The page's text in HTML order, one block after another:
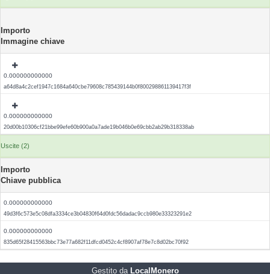
Importo
Immagine chiave
0.000000000000
a64d8a4c2cef1947c1684a640cbe79608c785439144b0f800298861139417f3f
0.000000000000
20d00b10306cf21bbe99efe60b900a0a7ade19b046b0e69cbb2ab29b318338ab
Uscite (2)
Importo
Chiave pubblica
0.000000000000
49d3f6c573e5c08dfa3334ce3b04830f64d0fdc56dadac9ccb980e33323291e2
0.000000000000
835d65f28415563bbc73e77a682f11dfcd0452c4cf8907af78e7c8d02bc70f92
Gestito daLocalMonero